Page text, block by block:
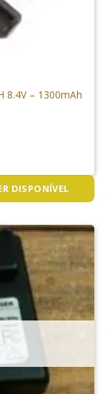
8.4V – 1300mAh
DISPONÍVEL